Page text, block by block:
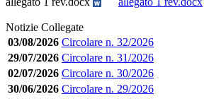
Notizie Collegate
03/08/2026 Circolare n. 32/2026
29/07/2026 Circolare n. 31/2026
02/07/2026 Circolare n. 30/2026
30/06/2026 Circolare n. 29/2026